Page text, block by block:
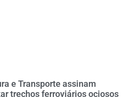
e Transporte assinam
trechos ferroviários ociosos